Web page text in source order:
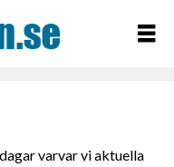
varvar vi aktuella